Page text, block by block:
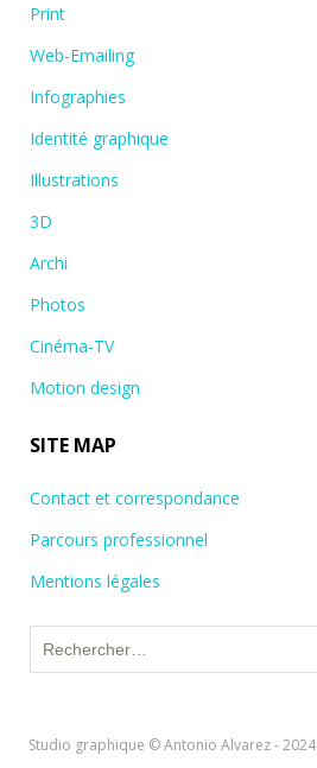
Print
Web-Emailing
Infographies
Identité graphique
Illustrations
3D
Archi
Photos
Cinéma-TV
Motion design
SITE MAP
Contact et correspondance
Parcours professionnel
Mentions légales
Rechercher :
Studio graphique © Antonio Alvarez - 2024